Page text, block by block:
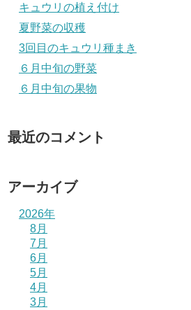
キュウリの植え付け
夏野菜の収穫
3回目のキュウリ種まき
６月中旬の野菜
６月中旬の果物
最近のコメント
アーカイブ
2026年
8月
7月
6月
5月
4月
3月